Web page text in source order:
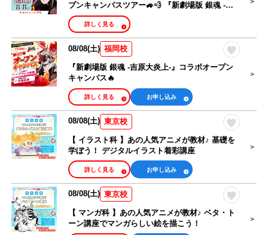
プンキャンパスツアー🚙💨 『新劇場版 銀魂 -吉
原大炎上-』コラボオープンキャンパス
詳しく見る
08/08(土) 福岡校
『新劇場版 銀魂 -吉原大炎上-』コラボオープン
キャンパス🔥
お申し込み
詳しく見る
08/08(土) 東京校
【 イラスト科 】あの人気アニメが教材♪ 基礎を
学ぼう！ デジタルイラスト着彩講座
お申し込み
詳しく見る
08/08(土) 東京校
【 マンガ科 】あの人気アニメが教材♪ ベタ・ト
ーン講座でマンガらしい絵を描こう！